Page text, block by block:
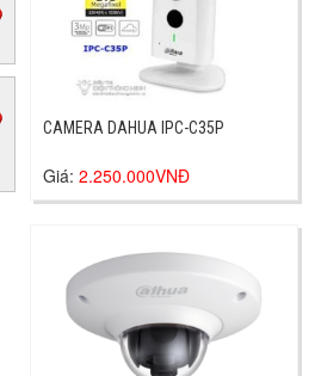
CAMERA DAHUA IPC-C35P
Giá: 2.250.000VNĐ